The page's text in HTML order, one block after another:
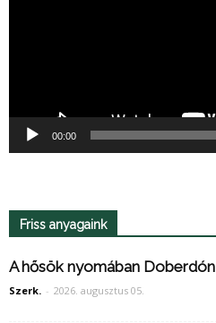
00:00
Friss anyagaink
A hősök nyomában Doberdón
Szerk. - 2026. augusztus 05.